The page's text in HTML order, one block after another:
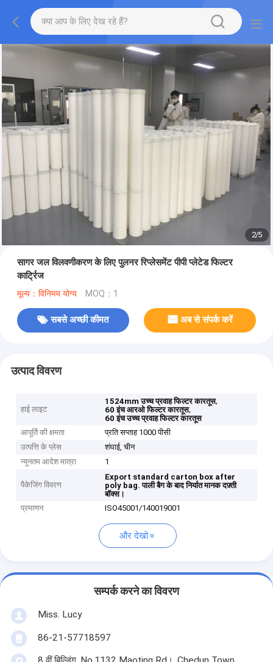
2/5
सागर जल विलवणीकरण के लिए पुलनर रिप्लेसमेंट पीपी प्लेटेड फिल्टर
कार्ट्रिज
मूल्य：विनिमय योग्य MOQ：1
सबसे अच्छी कीमत अब से संपर्क करें
उत्पाद विवरण
हाई लाइट
1524mm उच्च प्रवाह फिल्टर कारतूस,
60 इंच आरओ फिल्टर कारतूस,
60 इंच उच्च प्रवाह फिल्टर कारतूस
आपूर्ति की क्षमता
प्रति सप्ताह 1000 पीसी
उत्पत्ति के प्लेस
शंघाई, चीन
न्यूनतम आदेश मात्रा
1
पैकेजिंग विवरण
Export standard carton box after
poly bag. पाली बैग के बाद निर्यात मानक दफ़्ती
बॉक्स।
प्रमाणन
ISO45001/140019001
और देखो
सम्पर्क करने का विवरण
Miss. Lucy
86-21-57718597